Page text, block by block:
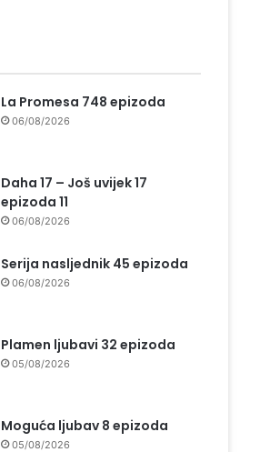
La Promesa 748 epizoda
06/08/2026
Daha 17 – Još uvijek 17
epizoda 11
06/08/2026
Serija nasljednik 45 epizoda
06/08/2026
Plamen ljubavi 32 epizoda
05/08/2026
Moguća ljubav 8 epizoda
05/08/2026